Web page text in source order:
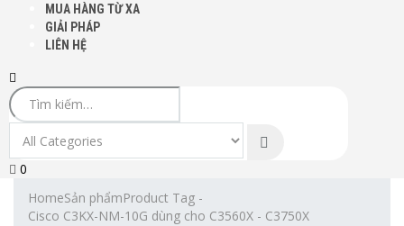
MUA HÀNG TỪ XA
GIẢI PHÁP
LIÊN HỆ
0
HomeSản phẩmProduct Tag -
Cisco C3KX-NM-10G dùng cho C3560X - C3750X